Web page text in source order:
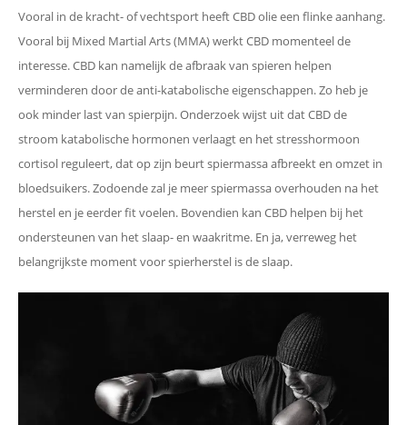
Vooral in de kracht- of vechtsport heeft CBD olie een flinke aanhang.
Vooral bij Mixed Martial Arts (MMA) werkt CBD momenteel de
interesse. CBD kan namelijk de afbraak van spieren helpen
verminderen door de anti-katabolische eigenschappen. Zo heb je
ook minder last van spierpijn. Onderzoek wijst uit dat CBD de
stroom katabolische hormonen verlaagt en het stresshormoon
cortisol reguleert, dat op zijn beurt spiermassa afbreekt en omzet in
bloedsuikers. Zodoende zal je meer spiermassa overhouden na het
herstel en je eerder fit voelen. Bovendien kan CBD helpen bij het
ondersteunen van het slaap- en waakritme. En ja, verreweg het
belangrijkste moment voor spierherstel is de slaap.